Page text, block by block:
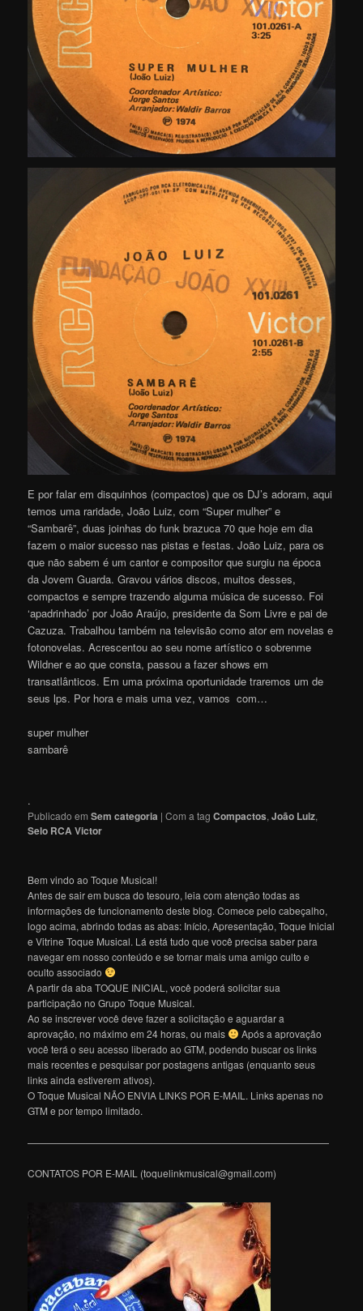
E por falar em disquinhos (compactos) que os DJ’s adoram, aqui
temos uma raridade, João Luiz, com “Super mulher” e
“Sambarê”, duas joinhas do funk brazuca 70 que hoje em dia
fazem o maior sucesso nas pistas e festas. João Luiz, para os
que não sabem é um cantor e compositor que surgiu na época
da Jovem Guarda. Gravou vários discos, muitos desses,
compactos e sempre trazendo alguma música de sucesso. Foi
‘apadrinhado’ por João Araújo, presidente da Som Livre e pai de
Cazuza. Trabalhou também na televisão como ator em novelas e
fotonovelas. Acrescentou ao seu nome artístico o sobrenme
Wildner e ao que consta, passou a fazer shows em
transatlânticos. Em uma próxima oportunidade traremos um de
seus lps. Por hora e mais uma vez, vamos com…
super mulher
sambarê
.
Publicado em Sem categoria |Com a tagCompactos,João Luiz,
Selo RCA Victor
Bem vindo ao Toque Musical!
Antes de sair em busca do tesouro, leia com atenção todas as
informações de funcionamento deste blog. Comece pelo cabeçalho,
logo acima, abrindo todas as abas: Início, Apresentação, Toque Inicial
e Vitrine Toque Musical. Lá está tudo que você precisa saber para
navegar em nosso conteúdo e se tornar mais uma amigo culto e
oculto associado
A partir da aba TOQUE INICIAL, você poderá solicitar sua
participação no Grupo Toque Musical.
Ao se inscrever você deve fazer a solicitação e aguardar a
aprovação, no máximo em 24 horas, ou mais
Após a aprovação
você terá o seu acesso liberado ao GTM, podendo buscar os links
mais recentes e pesquisar por postagens antigas (enquanto seus
links ainda estiverem ativos).
O Toque Musical NÃO ENVIA LINKS POR E-MAIL. Links apenas no
GTM e por tempo limitado.
———————————————————————————————
CONTATOS POR E-MAIL (toquelinkmusical@gmail.com)